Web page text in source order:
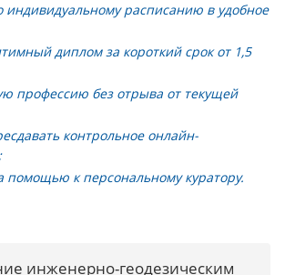
индивидуальному расписанию в удобное
диплом за короткий срок от 1,5
профессию без отрыва от текущей
контрольное онлайн-
помощью к персональному куратору.
инженерно-геодезическим